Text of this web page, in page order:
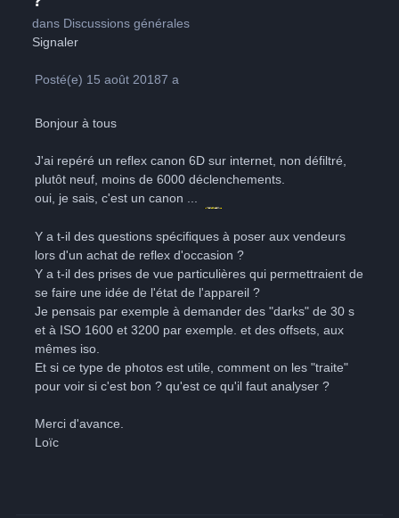
dans Discussions générales
Signaler
Posté(e) 15 août 20187 a
Bonjour à tous
J'ai repéré un reflex canon 6D sur internet, non défiltré,
plutôt neuf, moins de 6000 déclenchements.
oui, je sais, c'est un canon ...
Y a t-il des questions spécifiques à poser aux vendeurs
lors d'un achat de reflex d'occasion ?
Y a t-il des prises de vue particulières qui permettraient de
se faire une idée de l'état de l'appareil ?
Je pensais par exemple à demander des "darks" de 30 s
et à ISO 1600 et 3200 par exemple. et des offsets, aux
mêmes iso.
Et si ce type de photos est utile, comment on les "traite"
pour voir si c'est bon ? qu'est ce qu'il faut analyser ?
Merci d'avance.
Loïc